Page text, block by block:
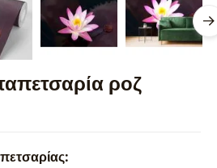
ροζ